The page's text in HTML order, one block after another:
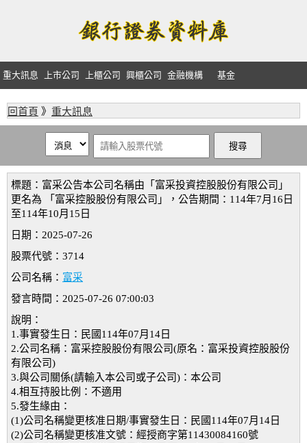
重大訊息 上市公司 上櫃公司 興櫃公司 金融機構 基金
回首頁 》 重大訊息
標題：富采公告本公司名稱由「富采投資控股股份有限公司」
更名為 「富采控股股份有限公司」，公告期間：114年7月16日
至114年10月15日
日期：2025-07-26
股票代號：3714
公司名稱： 富采
發言時間：2025-07-26 07:00:03
說明：
1.事實發生日：民國114年07月14日
2.公司名稱：富采控股股份有限公司(原名：富采投資控股股份
有限公司)
3.與公司關係(請輸入本公司或子公司)：本公司
4.相互持股比例：不適用
5.發生緣由：
(1)公司名稱變更核准日期/事實發生日：民國114年07月14日
(2)公司名稱變更核准文號：經授商字第11430084160號